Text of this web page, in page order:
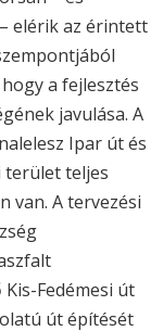
elérik az érintett
a fejlesztés
javulása. A
Ipar út és
terület teljes
van. A tervezési
Fedémesi út
út építését